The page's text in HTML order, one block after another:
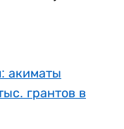
акиматы
грантов в